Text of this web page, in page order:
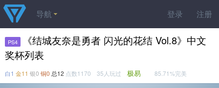
登录 注册
导航
PS4
《结城友奈是勇者 闪光的花结 Vol.8》中文
奖杯列表
白1 金11 银0 铜0 总12 点数1170 35人玩过 极易 85.71%完美